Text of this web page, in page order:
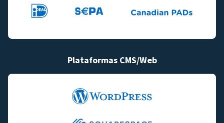
Plataformas CMS/Web